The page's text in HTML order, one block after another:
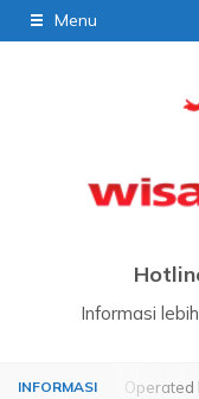
Menu
Informasi
Operated by Pandu